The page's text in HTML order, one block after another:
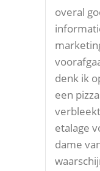
overal
denk ik
een
etalage
dame